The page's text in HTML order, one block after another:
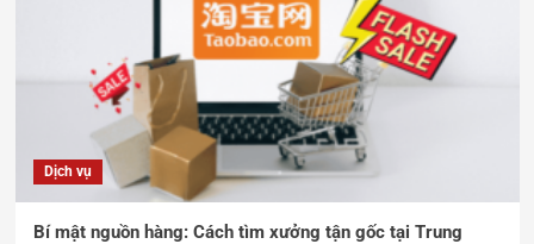
Dịch vụ
Bí mật nguồn hàng: Cách tìm xưởng tận gốc tại Trung